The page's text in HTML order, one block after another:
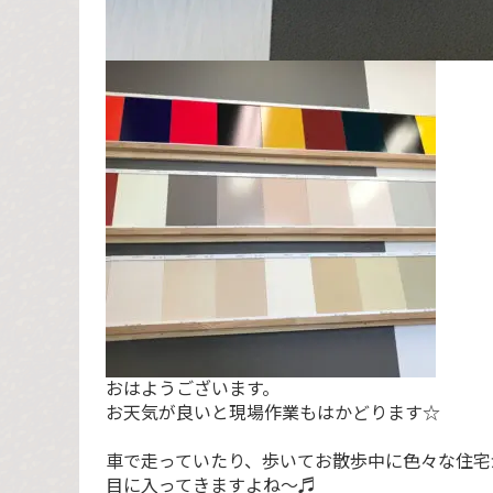
おはようございます。
お天気が良いと現場作業もはかどります☆
車で走っていたり、歩いてお散歩中に色々な住
目に入ってきますよね～♬